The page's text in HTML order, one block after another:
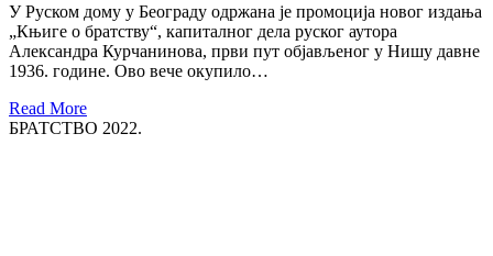
У Руском дому у Београду одржана је промоција новог издања
„Књиге о братству“, капиталног дела руског аутора
Александра Курчанинова, први пут објављеног у Нишу давне
1936. године. Ово вече окупило…
Read More
БРАТСТВО 2022.